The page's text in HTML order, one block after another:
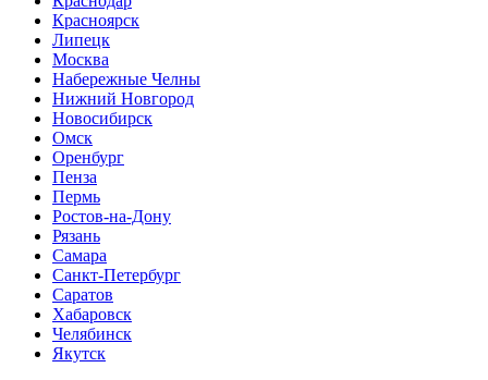
Красноярск
Липецк
Москва
Набережные Челны
Нижний Новгород
Новосибирск
Омск
Оренбург
Пенза
Пермь
Ростов-на-Дону
Рязань
Самара
Санкт-Петербург
Саратов
Хабаровск
Челябинск
Якутск